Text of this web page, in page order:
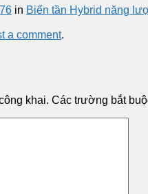
in Biến tần Hybrid năng
a comment.
khai. Các trường bắt